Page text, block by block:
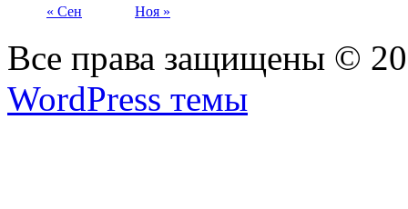
« Сен Ноя »
Все права защищены ©
WordPress темы